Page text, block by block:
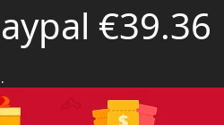
€39.36